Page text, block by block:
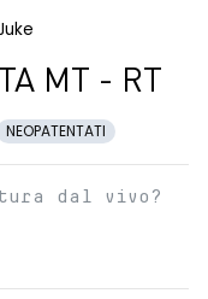
MT - RT
NEOPATENTATI
dal vivo?